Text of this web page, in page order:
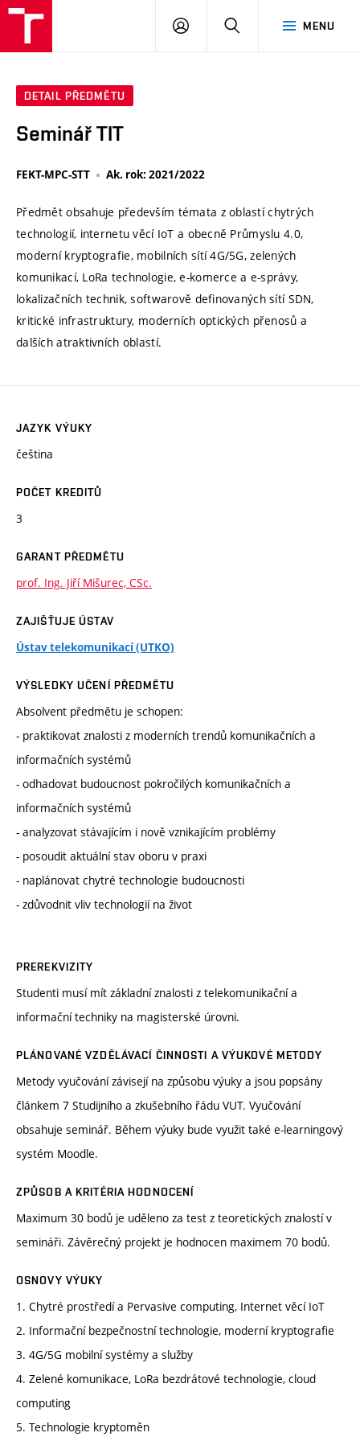
MENU
PŘIHLÁSIT
DETAIL PŘEDMĚTU
Seminář TIT
FEKT-MPC-STT Ak. rok: 2021/2022
Předmět obsahuje především témata z oblastí chytrých
technologií, internetu věcí IoT a obecně Průmyslu 4.0,
moderní kryptografie, mobilních sítí 4G/5G, zelených
komunikací, LoRa technologie, e-komerce a e-správy,
lokalizačních technik, softwarově definovaných sítí SDN,
kritické infrastruktury, moderních optických přenosů a
dalších atraktivních oblastí.
JAZYK VÝUKY
čeština
POČET KREDITŮ
3
GARANT PŘEDMĚTU
prof. Ing. Jiří Mišurec, CSc.
ZAJIŠŤUJE ÚSTAV
Ústav telekomunikací (UTKO)
VÝSLEDKY UČENÍ PŘEDMĚTU
Absolvent předmětu je schopen:
- praktikovat znalosti z moderních trendů komunikačních a
informačních systémů
- odhadovat budoucnost pokročilých komunikačních a
informačních systémů
- analyzovat stávajícím i nově vznikajícím problémy
- posoudit aktuální stav oboru v praxi
- naplánovat chytré technologie budoucnosti
- zdůvodnit vliv technologií na život
PREREKVIZITY
Studenti musí mít základní znalosti z telekomunikační a
informační techniky na magisterské úrovni.
PLÁNOVANÉ VZDĚLÁVACÍ ČINNOSTI A VÝUKOVÉ METODY
Metody vyučování závisejí na způsobu výuky a jsou popsány
článkem 7 Studijního a zkušebního řádu VUT. Vyučování
obsahuje seminář. Během výuky bude využit také e-learningový
systém Moodle.
ZPŮSOB A KRITÉRIA HODNOCENÍ
Maximum 30 bodů je uděleno za test z teoretických znalostí v
semináři. Závěrečný projekt je hodnocen maximem 70 bodů.
OSNOVY VÝUKY
1. Chytré prostředí a Pervasive computing, Internet věcí IoT
2. Informační bezpečnostní technologie, moderní kryptografie
3. 4G/5G mobilní systémy a služby
4. Zelené komunikace, LoRa bezdrátové technologie, cloud
computing
5. Technologie kryptoměn